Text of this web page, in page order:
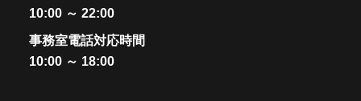
10:00 ～ 22:00
事務室電話対応時間
10:00 ～ 18:00